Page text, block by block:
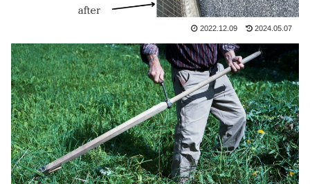
2022.12.09 2024.05.07